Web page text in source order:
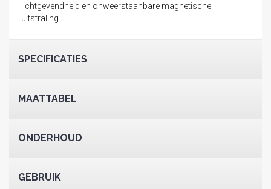
lichtgevendheid en onweerstaanbare magnetische
uitstraling.
SPECIFICATIES
MAATTABEL
ONDERHOUD
GEBRUIK